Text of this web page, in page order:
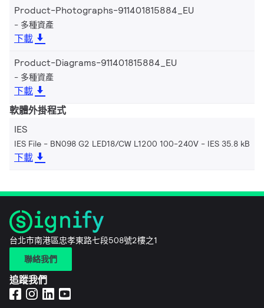
Product-Photographs-911401815884_EU
多種資產
下載
Product-Diagrams-911401815884_EU
多種資產
下載
軟體外掛程式
IES
IES File - BN098 G2 LED18/CW L1200 100-240V IES 35.8 kB
下載
台北市南港區忠孝東路七段508號2樓之1
聯絡我們
追蹤我們